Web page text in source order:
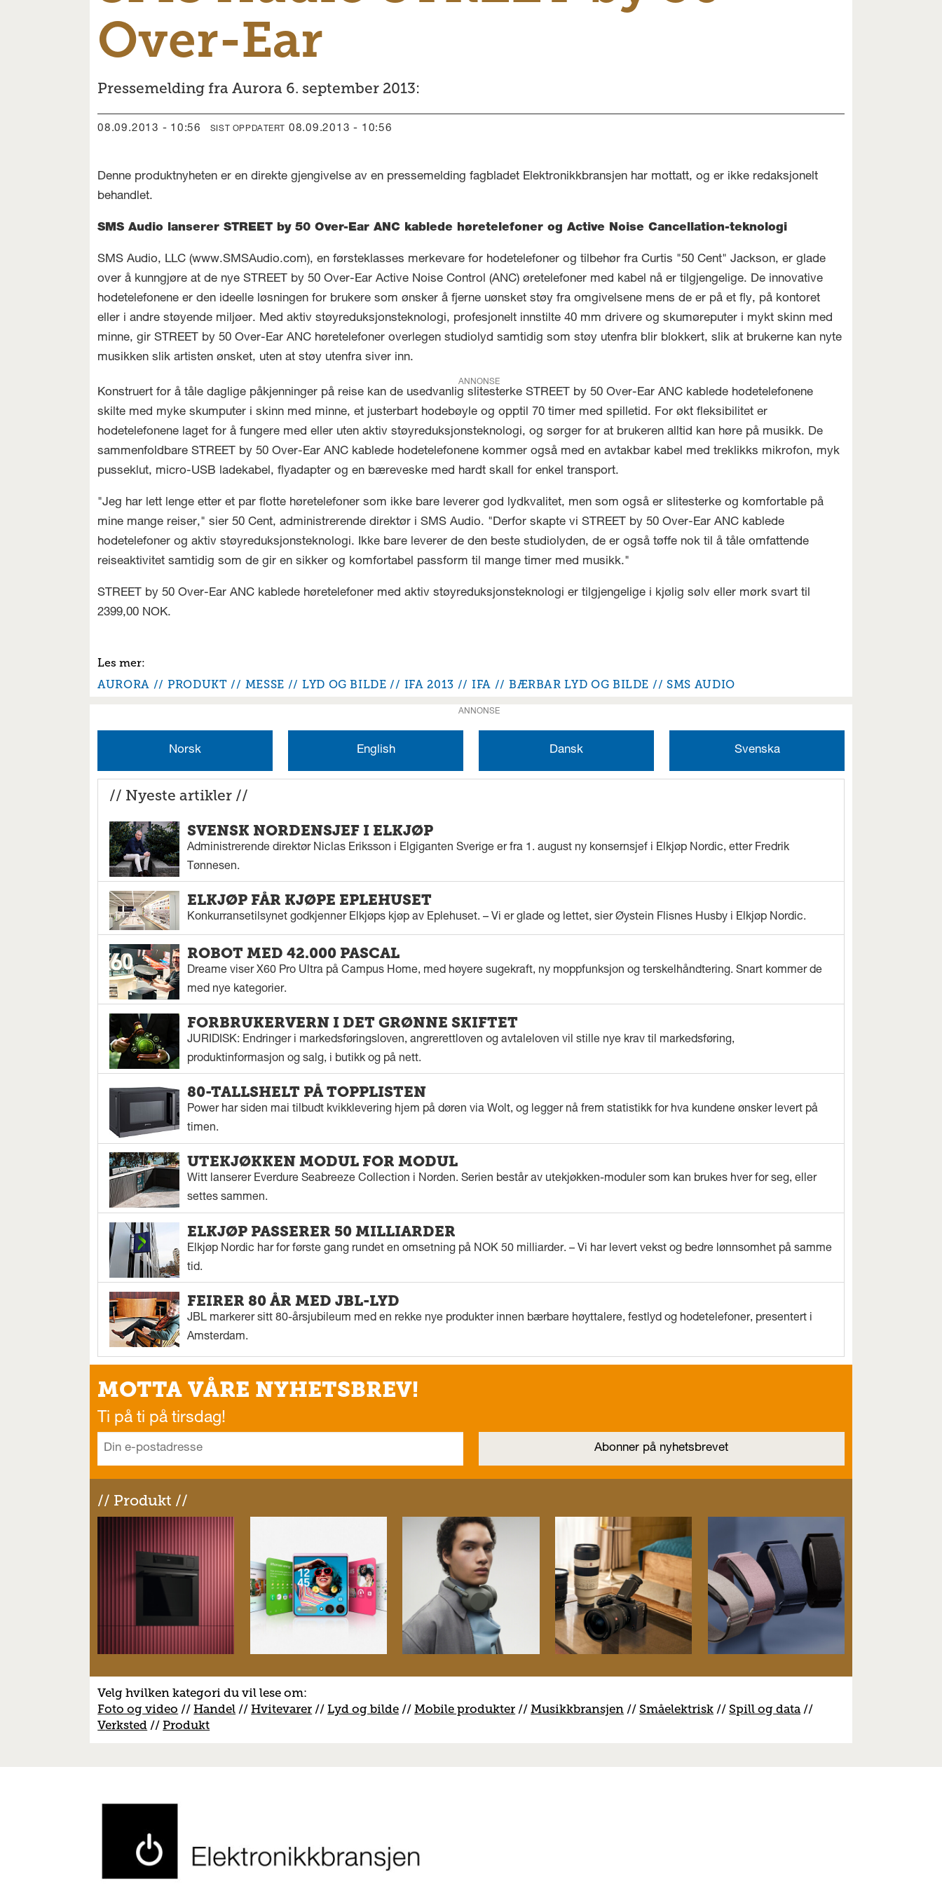
Over-Ear
Pressemelding fra Aurora 6. september 2013:
08.09.2013 - 10:56 SIST OPPDATERT 08.09.2013 - 10:56
Denne produktnyheten er en direkte gjengivelse av en pressemelding fagbladet Elektronikkbransjen har mottatt, og er ikke redaksjonelt
behandlet.
SMS Audio lanserer STREET by 50 Over-Ear ANC kablede høretelefoner og Active Noise Cancellation-teknologi
SMS Audio, LLC (www.SMSAudio.com), en førsteklasses merkevare for hodetelefoner og tilbehør fra Curtis "50 Cent" Jackson, er glade
over å kunngjøre at de nye STREET by 50 Over-Ear Active Noise Control (ANC) øretelefoner med kabel nå er tilgjengelige. De innovative
hodetelefonene er den ideelle løsningen for brukere som ønsker å fjerne uønsket støy fra omgivelsene mens de er på et fly, på kontoret
eller i andre støyende miljøer. Med aktiv støyreduksjonsteknologi, profesjonelt innstilte 40 mm drivere og skumøreputer i mykt skinn med
minne, gir STREET by 50 Over-Ear ANC høretelefoner overlegen studiolyd samtidig som støy utenfra blir blokkert, slik at brukerne kan nyte
musikken slik artisten ønsket, uten at støy utenfra siver inn.
ANNONSE
Konstruert for å tåle daglige påkjenninger på reise kan de usedvanlig slitesterke STREET by 50 Over-Ear ANC kablede hodetelefonene
skilte med myke skumputer i skinn med minne, et justerbart hodebøyle og opptil 70 timer med spilletid. For økt fleksibilitet er
hodetelefonene laget for å fungere med eller uten aktiv støyreduksjonsteknologi, og sørger for at brukeren alltid kan høre på musikk. De
sammenfoldbare STREET by 50 Over-Ear ANC kablede hodetelefonene kommer også med en avtakbar kabel med treklikks mikrofon, myk
pusseklut, micro-USB ladekabel, flyadapter og en bæreveske med hardt skall for enkel transport.
"Jeg har lett lenge etter et par flotte høretelefoner som ikke bare leverer god lydkvalitet, men som også er slitesterke og komfortable på
mine mange reiser," sier 50 Cent, administrerende direktør i SMS Audio. "Derfor skapte vi STREET by 50 Over-Ear ANC kablede
hodetelefoner og aktiv støyreduksjonsteknologi. Ikke bare leverer de den beste studiolyden, de er også tøffe nok til å tåle omfattende
reiseaktivitet samtidig som de gir en sikker og komfortabel passform til mange timer med musikk."
STREET by 50 Over-Ear ANC kablede høretelefoner med aktiv støyreduksjonsteknologi er tilgjengelige i kjølig sølv eller mørk svart til
2399,00 NOK.
AURORA PRODUKT MESSE LYD OG BILDE IFA 2013 IFA BÆRBAR LYD OG BILDE SMS AUDIO
ANNONSE
Norsk English Dansk Svenska
// Nyeste artikler //
SVENSK NORDENSJEF I ELKJØP
Administrerende direktør Niclas Eriksson i Elgiganten Sverige er fra 1. august ny konsernsjef i Elkjøp Nordic, etter Fredrik
Tønnesen.
ELKJØP FÅR KJØPE EPLEHUSET
Konkurransetilsynet godkjenner Elkjøps kjøp av Eplehuset. – Vi er glade og lettet, sier Øystein Flisnes Husby i Elkjøp Nordic.
ROBOT MED 42.000 PASCAL
Dreame viser X60 Pro Ultra på Campus Home, med høyere sugekraft, ny moppfunksjon og terskelhåndtering. Snart kommer de
med nye kategorier.
FORBRUKERVERN I DET GRØNNE SKIFTET
JURIDISK: Endringer i markedsføringsloven, angrerettloven og avtaleloven vil stille nye krav til markedsføring,
produktinformasjon og salg, i butikk og på nett.
80-TALLSHELT PÅ TOPPLISTEN
Power har siden mai tilbudt kvikklevering hjem på døren via Wolt, og legger nå frem statistikk for hva kundene ønsker levert på
timen.
UTEKJØKKEN MODUL FOR MODUL
Witt lanserer Everdure Seabreeze Collection i Norden. Serien består av utekjøkken-moduler som kan brukes hver for seg, eller
settes sammen.
ELKJØP PASSERER 50 MILLIARDER
Elkjøp Nordic har for første gang rundet en omsetning på NOK 50 milliarder. – Vi har levert vekst og bedre lønnsomhet på samme
tid.
FEIRER 80 ÅR MED JBL-LYD
JBL markerer sitt 80-årsjubileum med en rekke nye produkter innen bærbare høyttalere, festlyd og hodetelefoner, presentert i
Amsterdam.
MOTTA VÅRE NYHETSBREV!
Ti på ti på tirsdag!
// Produkt //
Velg hvilken kategori du vil lese om:
Foto og video //Handel //Hvitevarer // Lyd og bilde //Mobile produkter //Musikkbransjen // Småelektrisk // Spill og data //
Verksted //Produkt